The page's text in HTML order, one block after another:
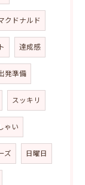
クドナルド
達成感
発準備
スッキリ
ゃい
ズ 日曜日